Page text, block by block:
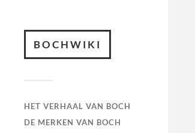
BOCHWIKI
HET VERHAAL VAN BOCH
DE MERKEN VAN BOCH